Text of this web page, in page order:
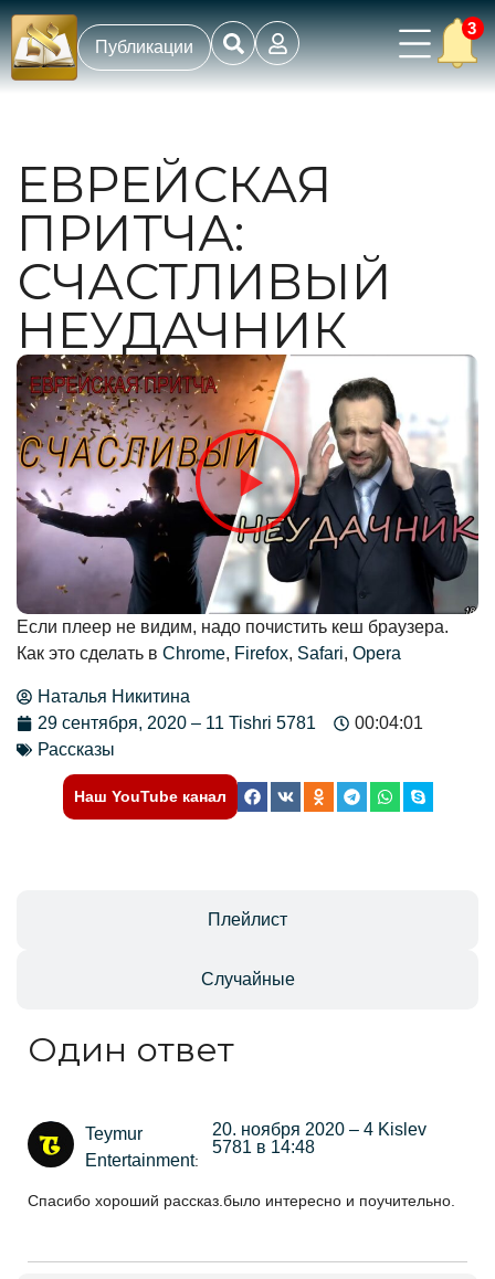
Публикации
3
ЕВРЕЙСКАЯ
ПРИТЧА:
СЧАСТЛИВЫЙ
НЕУДАЧНИК
Если плеер не видим, надо почистить кеш браузера.
Как это сделать в Chrome, Firefox, Safari, Opera
Наталья Никитина
29 сентября, 2020 – 11 Tishri 5781
00:04:01
Рассказы
Наш YouTube канал
Плейлист
Случайные
Один ответ
Teymur
Entertainment:
20. ноября 2020 – 4 Kislev
5781 в 14:48
Спасибо хороший рассказ.было интересно и поучительно.